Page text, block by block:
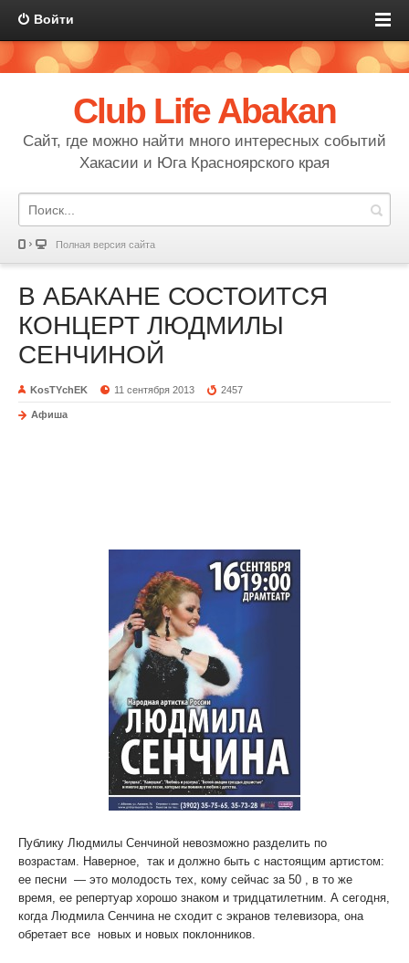
Войти
Club Life Abakan
Сайт, где можно найти много интересных событий
Хакасии и Юга Красноярского края
Полная версия сайта
В АБАКАНЕ СОСТОИТСЯ
КОНЦЕРТ ЛЮДМИЛЫ
СЕНЧИНОЙ
KosTYchEK 11 сентября 2013 2457
Афиша
Публику Людмилы Сенчиной невозможно разделить по
возрастам. Наверное, так и должно быть с настоящим артистом:
ее песни — это молодость тех, кому сейчас за 50 , в то же
время, ее репертуар хорошо знаком и тридцатилетним. А сегодня,
когда Людмила Сенчина не сходит с экранов телевизора, она
обретает все новых и новых поклонников.